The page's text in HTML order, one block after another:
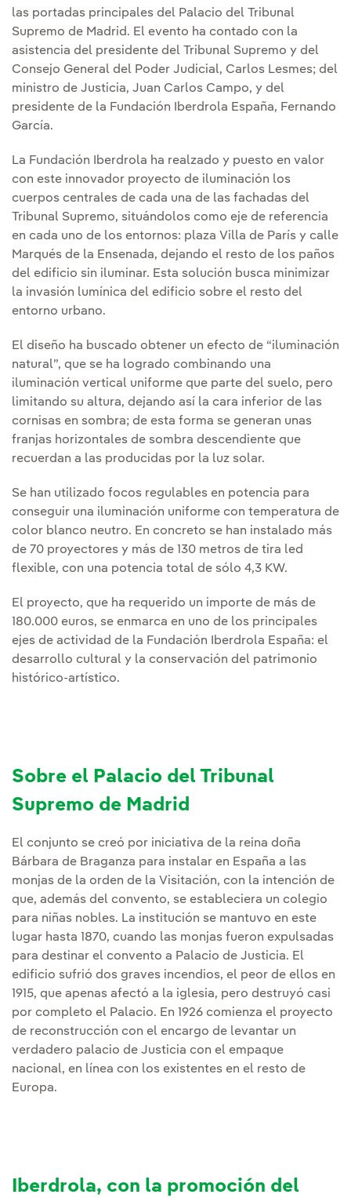
las portadas principales del Palacio del Tribunal
Supremo de Madrid. El evento ha contado con la
asistencia del presidente del Tribunal Supremo y del
Consejo General del Poder Judicial, Carlos Lesmes; del
ministro de Justicia, Juan Carlos Campo, y del
presidente de la Fundación Iberdrola España, Fernando
García.
La Fundación Iberdrola ha realzado y puesto en valor
con este innovador proyecto de iluminación los
cuerpos centrales de cada una de las fachadas del
Tribunal Supremo, situándolos como eje de referencia
en cada uno de los entornos: plaza Villa de París y calle
Marqués de la Ensenada, dejando el resto de los paños
del edificio sin iluminar. Esta solución busca minimizar
la invasión lumínica del edificio sobre el resto del
entorno urbano.
El diseño ha buscado obtener un efecto de “iluminación
natural”, que se ha logrado combinando una
iluminación vertical uniforme que parte del suelo, pero
limitando su altura, dejando así la cara inferior de las
cornisas en sombra; de esta forma se generan unas
franjas horizontales de sombra descendiente que
recuerdan a las producidas por la luz solar.
Se han utilizado focos regulables en potencia para
conseguir una iluminación uniforme con temperatura de
color blanco neutro. En concreto se han instalado más
de 70 proyectores y más de 130 metros de tira led
flexible, con una potencia total de sólo 4,3 KW.
El proyecto, que ha requerido un importe de más de
180.000 euros, se enmarca en uno de los principales
ejes de actividad de la Fundación Iberdrola España: el
desarrollo cultural y la conservación del patrimonio
histórico-artístico.
Sobre el Palacio del Tribunal
Supremo de Madrid
El conjunto se creó por iniciativa de la reina doña
Bárbara de Braganza para instalar en España a las
monjas de la orden de la Visitación, con la intención de
que, además del convento, se estableciera un colegio
para niñas nobles. La institución se mantuvo en este
lugar hasta 1870, cuando las monjas fueron expulsadas
para destinar el convento a Palacio de Justicia. El
edificio sufrió dos graves incendios, el peor de ellos en
1915, que apenas afectó a la iglesia, pero destruyó casi
por completo el Palacio. En 1926 comienza el proyecto
de reconstrucción con el encargo de levantar un
verdadero palacio de Justicia con el empaque
nacional, en línea con los existentes en el resto de
Europa.
Iberdrola, con la promoción del